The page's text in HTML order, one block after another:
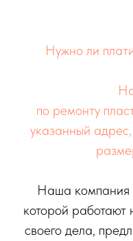
Нужно ли
по ремонту
указанный
Наша компания
которой
своего дела,